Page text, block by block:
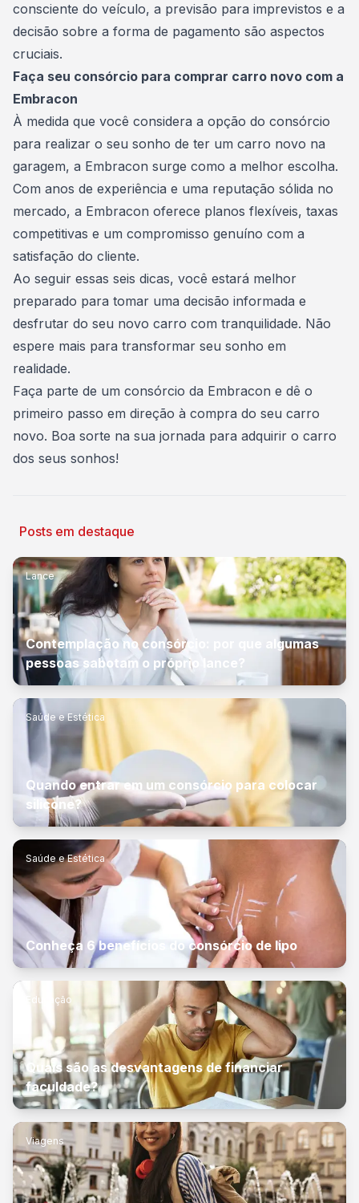
consciente do veículo, a previsão para imprevistos e a
decisão sobre a forma de pagamento são aspectos
cruciais.
Faça seu consórcio para comprar carro novo com a
Embracon
À medida que você considera a opção do consórcio
para realizar o seu sonho de ter um carro novo na
garagem, a Embracon surge como a melhor escolha.
Com anos de experiência e uma reputação sólida no
mercado, a Embracon oferece planos flexíveis, taxas
competitivas e um compromisso genuíno com a
satisfação do cliente.
Ao seguir essas seis dicas, você estará melhor
preparado para tomar uma decisão informada e
desfrutar do seu novo carro com tranquilidade. Não
espere mais para transformar seu sonho em
realidade.
Faça parte de um consórcio da Embracon e dê o
primeiro passo em direção à compra do seu carro
novo. Boa sorte na sua jornada para adquirir o carro
dos seus sonhos!
Posts em destaque
Lance
Contemplação no consórcio: por que algumas
pessoas sabotam o próprio lance?
Saúde e Estética
Quando entrar em um consórcio para colocar
silicone?
Saúde e Estética
Conheça 6 benefícios do consórcio de lipo
Educação
Quais são as desvantagens de financiar
faculdade?
Viagens